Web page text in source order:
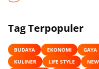
Tag Terpopuler
BUDAYA EKONOMI GAYA
KULINER
LIFE STYLE